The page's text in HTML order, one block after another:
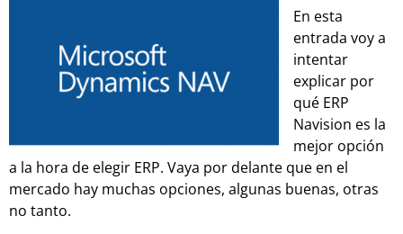
En esta
entrada voy a
intentar
explicar por
qué ERP
Navision es la
mejor opción
a la hora de elegir ERP. Vaya por delante que en el
mercado hay muchas opciones, algunas buenas, otras
no tanto.